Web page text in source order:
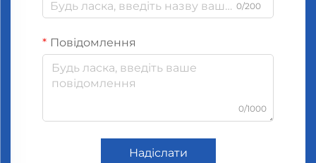
0/200
Повідомлення
0/1000
Надіслати